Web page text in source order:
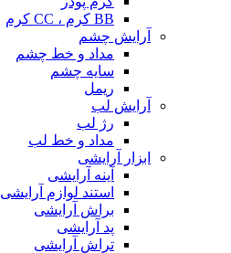
BB کرم ، CC کرم
آرایش چشم
مداد و خط چشم
سایه چشم
ریمل
آرایش لب
رژ لب
مداد و خط لب
ابزار آرایشی
آینه آرایشی
استند لوازم آرایشی
براش آرایشی
پد آرایشی
تراش آرایشی